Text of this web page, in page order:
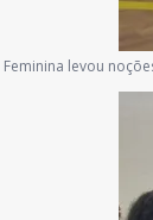
levou